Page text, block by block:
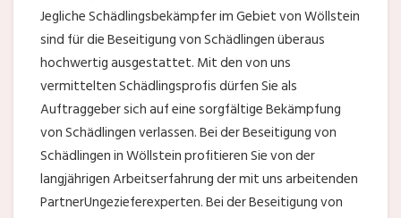
Jegliche Schädlingsbekämpfer im Gebiet von Wöllstein
sind für die Beseitigung von Schädlingen überaus
hochwertig ausgestattet. Mit den von uns
vermittelten Schädlingsprofis dürfen Sie als
Auftraggeber sich auf eine sorgfältige Bekämpfung
von Schädlingen verlassen. Bei der Beseitigung von
Schädlingen in Wöllstein profitieren Sie von der
langjährigen Arbeitserfahrung der mit uns arbeitenden
PartnerUngezieferexperten. Bei der Beseitigung von